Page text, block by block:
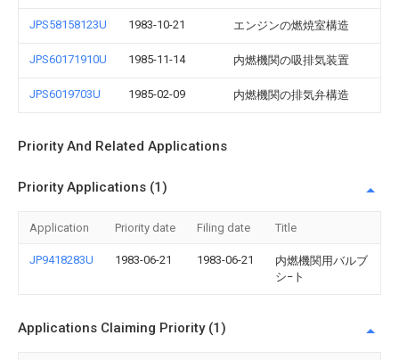
JPS58158123U 1983-10-21 エンジンの燃焼室構造
JPS60171910U 1985-11-14 内燃機関の吸排気装置
JPS6019703U 1985-02-09 内燃機関の排気弁構造
Priority And Related Applications
Priority Applications (1)
Application Priority date Filing date Title
JP9418283U 1983-06-21 1983-06-21
内燃機関用バルブ
シ−ト
Applications Claiming Priority (1)